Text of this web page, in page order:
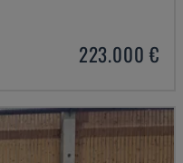
223.000 €